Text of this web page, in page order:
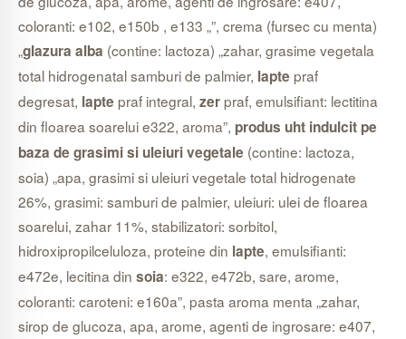
coloranti: e102, e150b , e133 „”, crema (fursec cu menta)
„glazura alba (contine: lactoza) „zahar, grasime vegetala
total hidrogenatal samburi de palmier, lapte praf
degresat, lapte praf integral, zerpraf, emulsifiant: lectitina
din floarea soarelui e322, aroma”, produs uht indulcit pe
baza de grasimi si uleiuri vegetale (contine: lactoza,
soia) „apa, grasimi si uleiuri vegetale total hidrogenate
26%, grasimi: samburi de palmier, uleiuri: ulei de floarea
soarelui, zahar 11%, stabilizatori: sorbitol,
hidroxipropilceluloza, proteine din lapte, emulsifianti:
e472e, lecitina din soia: e322, e472b, sare, arome,
coloranti: caroteni: e160a”, pasta aroma menta „zahar,
sirop de glucoza, apa, arome, agenti de ingrosare: e407,